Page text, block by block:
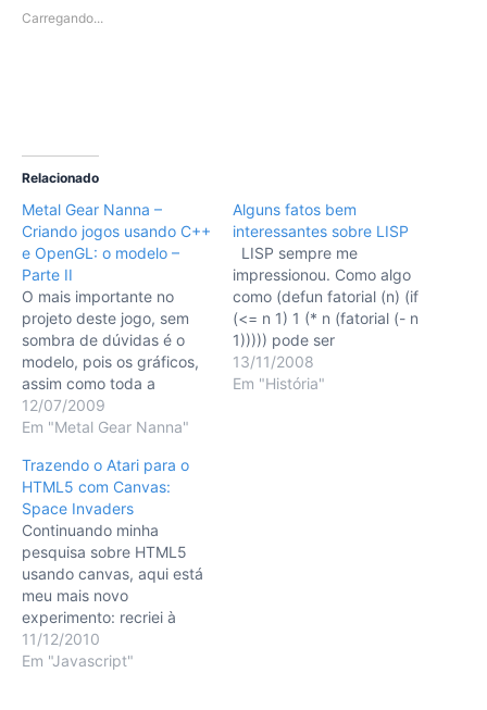
Carregando...
Relacionado
Metal Gear Nanna –
Criando jogos usando C++
e OpenGL: o modelo –
Parte II
O mais importante no
projeto deste jogo, sem
sombra de dúvidas é o
modelo, pois os gráficos,
assim como toda a
interação do usuário com
o jogo é resultado do
Vamos começar pela
classe Elemento. Esta
representa, como o
próprio nome já diz, um
objeto que será…
12/07/2009
Em "Metal Gear Nanna"
Alguns fatos bem
interessantes sobre LISP
LISP sempre me
impressionou. Como algo
como (defun fatorial (n) (if
(<= n 1) 1 (* n (fatorial (- n
1))))) pode ser
compreendido e, além de
ser escrito por humanos,
13/11/2008
Em "História"
Trazendo o Atari para o
HTML5 com Canvas:
Space Invaders
Continuando minha
pesquisa sobre HTML5
usando canvas, aqui está
meu mais novo
experimento: recriei à
minha moda o clássico
"Space Invaders" do Atari.
11/12/2010
Em "Javascript"